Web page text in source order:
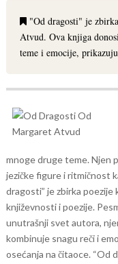
"Od dragosti" je zbirka
Atvud. Ova knjiga
teme i emocije,
mnoge druge teme. Njen
jezičke figure i ritmičnost
dragosti” je zbirka
književnosti i poezije.
unutrašnji svet autora,
kombinuje snagu reči i
osećanja na čitaoce. “Od